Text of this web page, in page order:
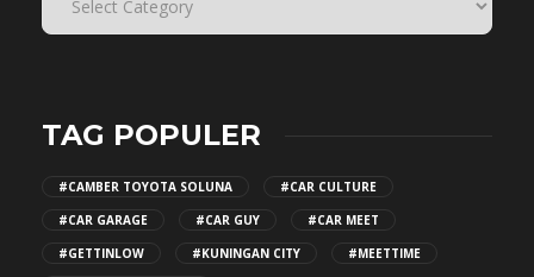
TAG POPULER
#CAMBER TOYOTA SOLUNA
#CAR CULTURE
#CAR GARAGE
#CAR GUY
#CAR MEET
#GETTINLOW
#KUNINGAN CITY
#MEETTIME